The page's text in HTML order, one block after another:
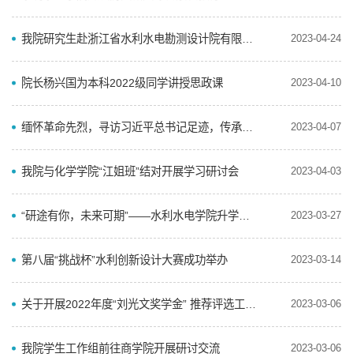
2023-04-24
院长杨兴国为本科2022级同学讲授思政课 2023-04-10
2023-04-07
我院与化学学院“江姐班”结对开展学习研讨会 2023-04-03
2023-03-27
第八届“挑战杯”水利创新设计大赛成功举办 2023-03-14
2023-03-06
我院学生工作组前往商学院开展研讨交流 2023-03-06